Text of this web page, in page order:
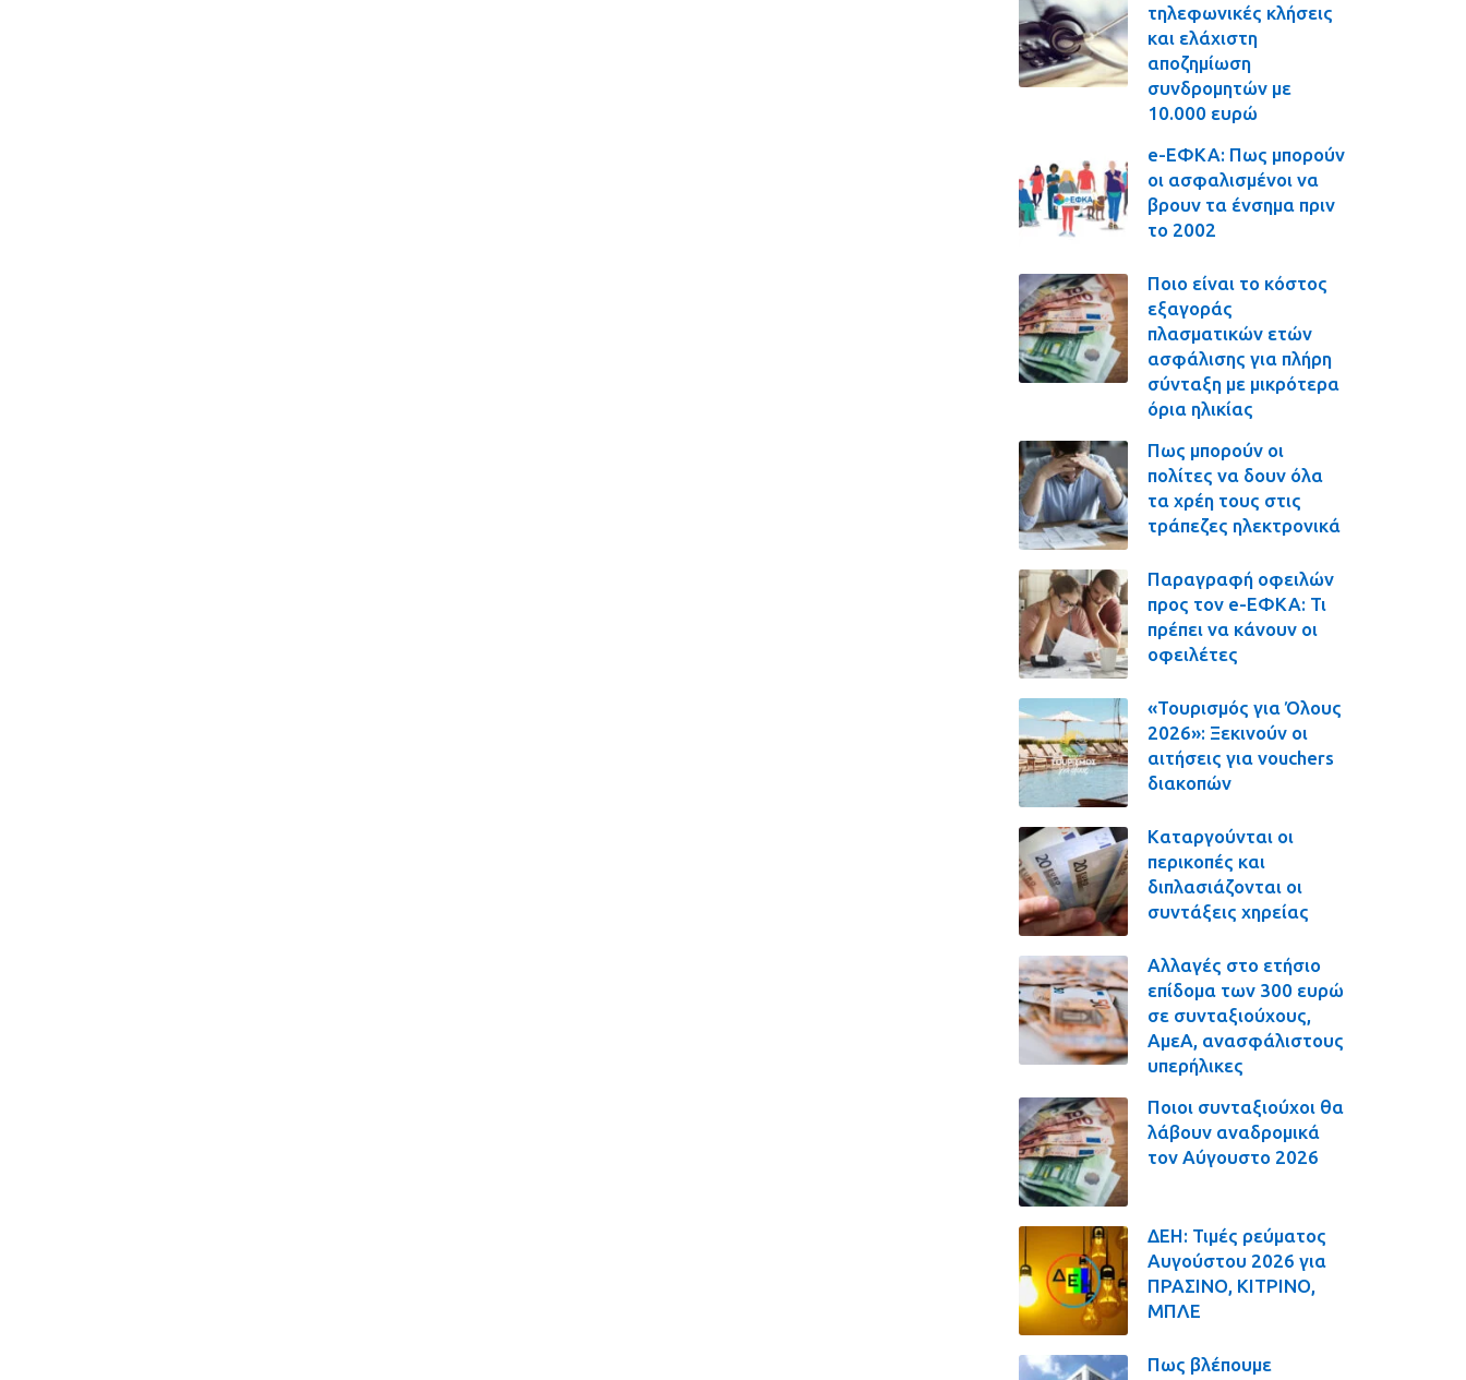
τηλεφωνικές κλήσεις
και ελάχιστη
αποζημίωση
συνδρομητών με
10.000 ευρώ
e-ΕΦΚΑ: Πως μπορούν
οι ασφαλισμένοι να
βρουν τα ένσημα πριν
το 2002
Ποιο είναι το κόστος
εξαγοράς
πλασματικών ετών
ασφάλισης για πλήρη
σύνταξη με μικρότερα
όρια ηλικίας
Πως μπορούν οι
πολίτες να δουν όλα
τα χρέη τους στις
τράπεζες ηλεκτρονικά
Παραγραφή οφειλών
προς τον e-ΕΦΚΑ: Τι
πρέπει να κάνουν οι
οφειλέτες
«Τουρισμός για Όλους
2026»: Ξεκινούν οι
αιτήσεις για vouchers
διακοπών
Καταργούνται οι
περικοπές και
διπλασιάζονται οι
συντάξεις χηρείας
Αλλαγές στο ετήσιο
επίδομα των 300 ευρώ
σε συνταξιούχους,
ΑμεΑ, ανασφάλιστους
υπερήλικες
Ποιοι συνταξιούχοι θα
λάβουν αναδρομικά
τον Αύγουστο 2026
ΔΕΗ: Τιμές ρεύματος
Αυγούστου 2026 για
ΠΡΑΣΙΝΟ, ΚΙΤΡΙΝΟ,
ΜΠΛΕ
Πως βλέπουμε